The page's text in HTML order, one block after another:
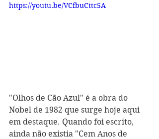
https://youtu.be/VCfbuCttc5A
"Olhos de Cão Azul" é a obra do
Nobel de 1982 que surge hoje aqui
em destaque. Quando foi escrito,
ainda não existia "Cem Anos de